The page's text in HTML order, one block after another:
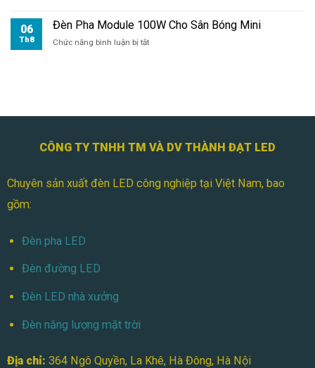
06
Th8
Đèn Pha Module 100W Cho Sân Bóng Mini
Chức năng bình luận bị tắtở
Sân
Mini
CÔNG TY TNHH TM VÀ DV THÀNH ĐẠT LED
Chuyên sản xuất đèn LED công nghiệp tại Việt Nam, bao
gồm:
Đèn pha LED
Đèn đường LED
Đèn LED nhà xưởng
Đèn năng lượng mặt trời
Địa chỉ: 364 Ngô Quyền, La Khê, Hà Đông, Hà Nội